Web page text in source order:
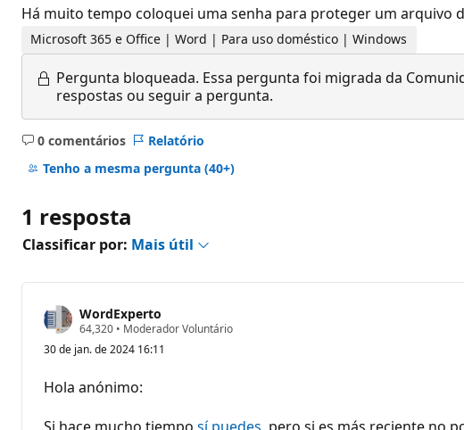
Há muito tempo coloquei uma senha para proteger um arquivo
Microsoft 365 e Office | Word | Para uso doméstico | Windows
Pergunta bloqueada. Essa pergunta foi migrada da
respostas ou seguir a pergunta.
0 comentários
Sem
comentários
Relatório
Tenho a mesma pergunta (40+)
1 resposta
Classificar por: Mais útil
WordExperto
64,320 P
n
o
s
e
• Moderador Voluntário
30 de jan. de 2024 16:11
Hola anónimo:
Si hace mucho tiempo sí puedes , pero si es más reciente no